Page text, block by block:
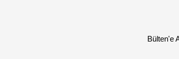
Bülten'e